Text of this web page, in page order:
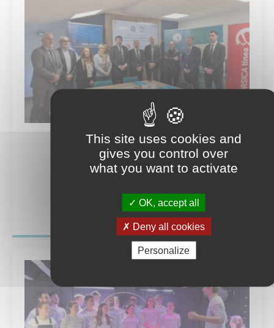
06 Fév. 2025
Ouverture d’une classe à Bastia
En savoir plus
This site uses cookies and
gives you control over
what you want to activate
OK, accept all
Deny all cookies
Personalize